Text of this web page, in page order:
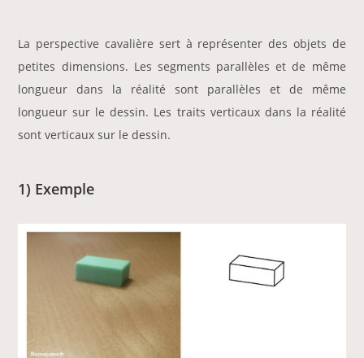
La perspective cavalière sert à représenter des objets de
petites dimensions. Les segments parallèles et de même
longueur dans la réalité sont parallèles et de même
longueur sur le dessin. Les traits verticaux dans la réalité
sont verticaux sur le dessin.
1) Exemple